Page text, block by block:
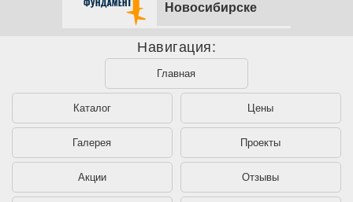
Новосибирске
Навигация:
Главная
Каталог Цены
Галерея Проекты
Акции Отзывы